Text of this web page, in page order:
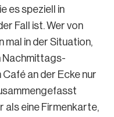
es speziell in
Fall ist. Wer von
mal in der Situation,
Nachmittags-
an der Ecke nur
als eine Firmenkarte,